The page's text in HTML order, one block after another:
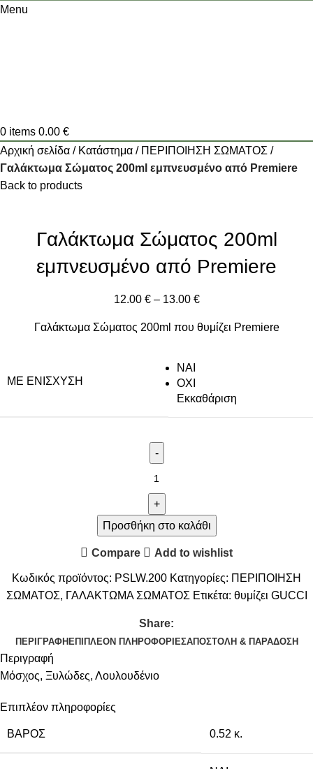
Menu
0 items 0.00 €
Αρχική σελίδα
Κατάστημα
ΠΕΡΙΠΟΙΗΣΗ ΣΩΜΑΤΟΣ
Γαλάκτωμα Σώματος 200ml εμπνευσμένο από Premiere
Back to products
Γαλάκτωμα Σώματος 200ml
εμπνευσμένο από Premiere
12.00 € – 13.00 €
Γαλάκτωμα Σώματος 200ml που θυμίζει Premiere
ΜΕ ΕΝΊΣΧΥΣΗ
NAI
ΟΧΙ
Εκκαθάριση
Προσθήκη στο καλάθι
Compare Add to wishlist
Κωδικός προϊόντος: PSLW.200 Κατηγορίες: ΠΕΡΙΠΟΙΗΣΗ
ΣΩΜΑΤΟΣ, ΓΑΛΑΚΤΩΜΑ ΣΩΜΑΤΟΣ Ετικέτα: θυμίζει GUCCI
Share:
ΠΕΡΙΓΡΑΦΉ ΕΠΙΠΛΈΟΝ ΠΛΗΡΟΦΟΡΊΕΣΑΠΟΣΤΟΛΉ & ΠΑΡΆΔΟΣΗ
Περιγραφή
Μόσχος, Ξυλώδες, Λουλουδένιο
Επιπλέον πληροφορίες
ΒΆΡΟΣ 0.52 κ.